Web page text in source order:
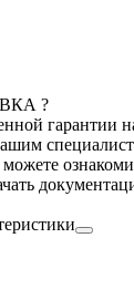
?
гарантии